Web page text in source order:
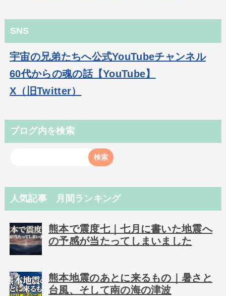
SNS
宇宙の兄弟たちへ公式YouTubeチャンネル
60代からの魂の話【YouTube】
X（旧Twitter）
ブログ内を検索
人気記事 月間ランキング
熊本で震度七｜七月に書いた地震へ
の予感が当たってしまいました
熊本地震のあとに来るもの｜暑さと
台風、そして南の海の津波